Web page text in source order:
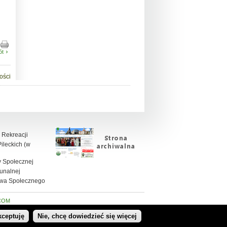
Rekreacji
(w
Społecznego
Nie, chcę dowiedzieć się więcej